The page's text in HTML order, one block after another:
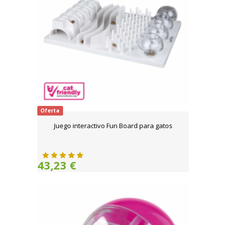
Oferta
Juego interactivo Fun Board para gatos
43,23 €